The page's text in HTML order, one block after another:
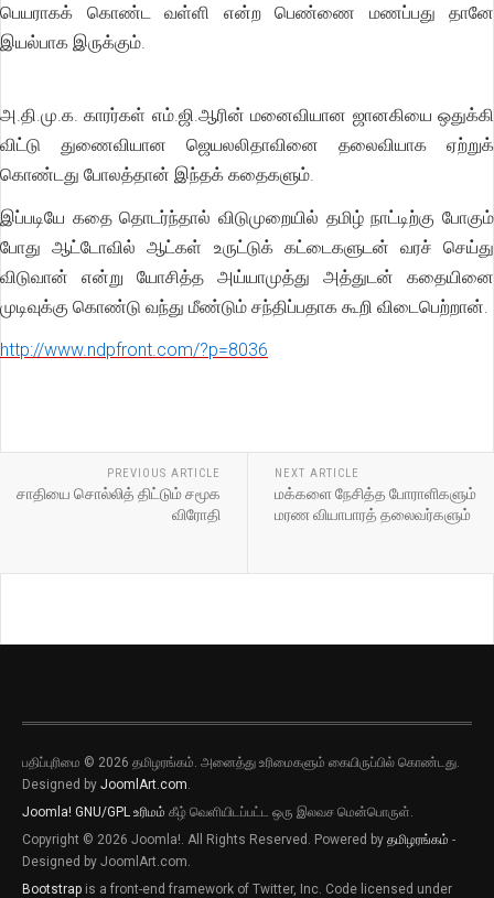
பெயராகக் கொண்ட வள்ளி என்ற பெண்ணை மணப்பது தானே
இயல்பாக இருக்கும்.
அ.தி.மு.க. காரர்கள் எம்.ஜி.ஆரின் மனைவியான ஜானகியை ஒதுக்கி
விட்டு துணைவியான ஜெயலலிதாவினை தலைவியாக ஏற்றுக்
கொண்டது போலத்தான் இந்தக் கதைகளும்.
இப்படியே கதை தொடர்ந்தால் விடுமுறையில் தமிழ் நாட்டிற்கு போகும்
போது ஆட்டோவில் ஆட்கள் உருட்டுக் கட்டைகளுடன் வரச் செய்து
விடுவான் என்று யோசித்த அய்யாமுத்து அத்துடன் கதையினை
முடிவுக்கு கொண்டு வந்து மீண்டும் சந்திப்பதாக கூறி விடைபெற்றான்.
http://www.ndpfront.com/?p=8036
PREVIOUS ARTICLE
சாதியை சொல்லித் திட்டும் சமூக
விரோதி
NEXT ARTICLE
மக்களை நேசித்த போராளிகளும்
மரண வியாபாரத் தலைவர்களும்
பதிப்புரிமை © 2026 தமிழரங்கம். அனைத்து உரிமைகளும் கையிருப்பில் கொண்டது.
Designed by JoomlArt.com.
Joomla! GNU/GPL உரிமம் கீழ் வெளியிடப்பட்ட ஒரு இலவச மென்பொருள்.
Copyright © 2026 Joomla!. All Rights Reserved. Powered by தமிழரங்கம் -
Designed by JoomlArt.com.
Bootstrap is a front-end framework of Twitter, Inc. Code licensed under